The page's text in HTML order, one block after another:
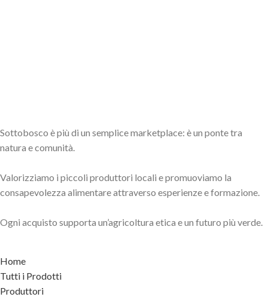
Sottobosco è più di un semplice marketplace: è un ponte tra
natura e comunità.
Valorizziamo i piccoli produttori locali e promuoviamo la
consapevolezza alimentare attraverso esperienze e formazione.
Ogni acquisto supporta un’agricoltura etica e un futuro più verde.
Home
Tutti i Prodotti
Produttori